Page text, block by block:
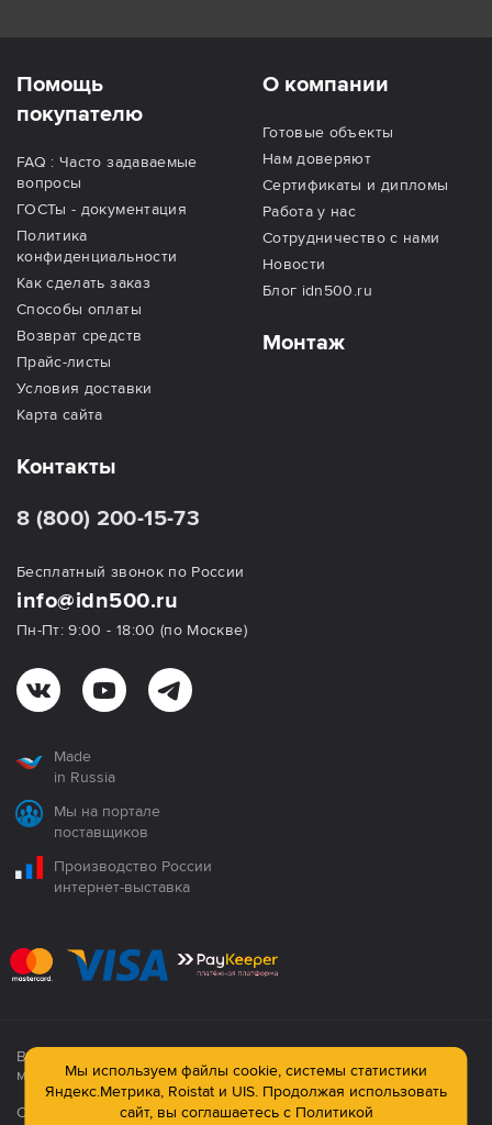
Помощь
покупателю
FAQ : Часто задаваемые
вопросы
ГОСТы - документация
Политика
конфиденциальности
Как сделать заказ
Способы оплаты
Возврат средств
Прайс-листы
Условия доставки
Карта сайта
О компании
Готовые объекты
Нам доверяют
Сертификаты и дипломы
Работа у нас
Сотрудничество с нами
Новости
Блог idn500.ru
Монтаж
Контакты
8 (800) 200-15-73
Бесплатный звонок по России
info@idn500.ru
Пн-Пт: 9:00 - 18:00 (по Москве)
Made
in Russia
Мы на портале
поставщиков
Производство России
интернет-выставка
Все продукция сертифицирована. Использование
материалов сайта строго запрещено!
Официальный сайт компании: © ООО ПК «Технология»,
Мы используем файлы cookie, системы статистики
Яндекс.Метрика, Roistat и UIS. Продолжая использовать
сайт, вы соглашаетесь с Политикой